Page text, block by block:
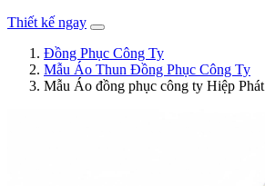
Thiết kế ngay
Đồng Phục Công Ty
Mẫu Áo Thun Đồng Phục Công Ty
Mẫu Áo đồng phục công ty Hiệp Phát